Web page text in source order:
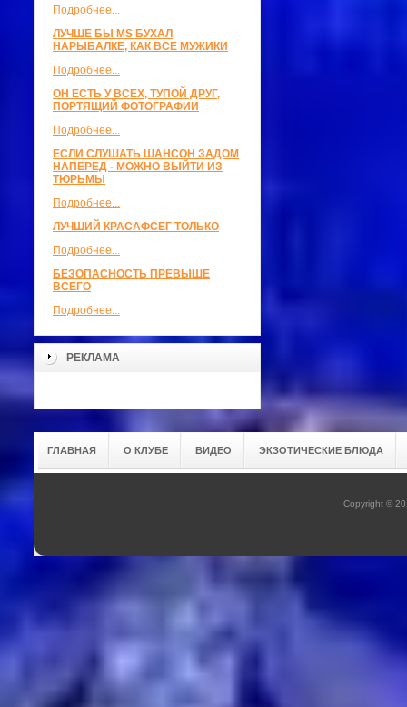
Подробнее...
ЛУЧШЕ БЫ MS БУХАЛ
НАРЫБАЛКЕ, КАК ВСЕ МУЖИКИ
Подробнее...
ОН ЕСТЬ У ВСЕХ, ТУПОЙ ДРУГ,
ПОРТЯЩИЙ ФОТОГРАФИИ
Подробнее...
ЕСЛИ СЛУШАТЬ ШАНСОН ЗАДОМ
НАПЕРЕД - МОЖНО ВЫЙТИ ИЗ
ТЮРЬМЫ
Подробнее...
ЛУЧШИЙ КРАСАФСЕГ ТОЛЬКО
Подробнее...
БЕЗОПАСНОСТЬ ПРЕВЫШЕ
ВСЕГО
Подробнее...
РЕКЛАМА
ГЛАВНАЯ О КЛУБЕ ВИДЕО ЭКЗОТИЧЕСКИЕ БЛЮДА
Copyright ©